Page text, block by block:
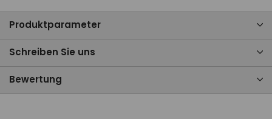
Produktparameter
Schreiben Sie uns
Bewertung